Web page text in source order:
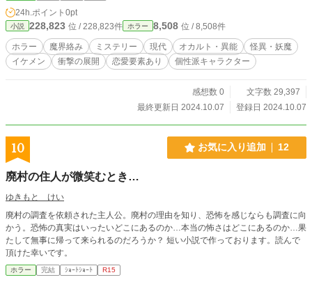
24h.ポイント 0pt
小説 228,823 位 / 228,823件 ホラー 8,508 位 / 8,508件
ホラー 魔界絡み ミステリー 現代 オカルト・異能
怪異・妖魔
イケメン
衝撃の展開 恋愛要素あり 個性派キャラクター
感想数 0
文字数 29,397
最終更新日 2024.10.07
登録日 2024.10.07
10 お気に入り追加 12
廃村の住人が微笑むとき…
ゆきもと けい
廃村の調査を依頼された主人公。廃村の理由を知り、恐怖を感じならも調査に向
かう。恐怖の真実はいったいどこにあるのか…本当の怖さはどこにあるのか…果
たして無事に帰って来られるのだろうか？ 短い小説で作っております。読んで
頂けた幸いです。
ホラー 完結 ｼｮｰﾄｼｮｰﾄ R15